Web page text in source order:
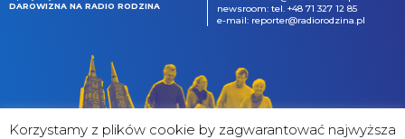
DAROWIZNA NA RADIO RODZINA
newsroom: tel. +48 71 327 12 85
e-mail: reporter@radiorodzina.pl
Korzystamy z plików cookie by zagwarantować najwyższa